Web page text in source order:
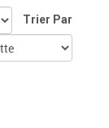
Trier Par